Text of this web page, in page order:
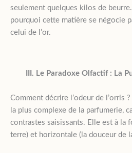
seulement quelques kilos de
pourquoi cette matière se négocie
celui de l’or.
III. Le Paradoxe Olfactif : La
Comment décrire l’odeur de l’orris
la plus complexe de la parfumerie,
contrastes saisissants. Elle est à la
terre) et horizontale (la douceur de